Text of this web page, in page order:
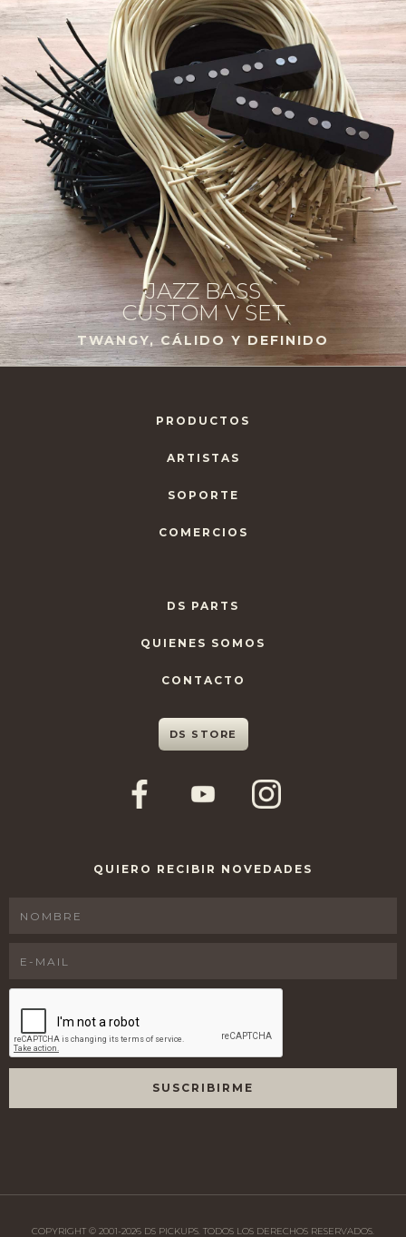
JAZZ BASS
CUSTOM V SET
TWANGY, CÁLIDO Y DEFINIDO
PRODUCTOS
ARTISTAS
SOPORTE
COMERCIOS
DS PARTS
QUIENES SOMOS
CONTACTO
DS STORE
QUIERO RECIBIR NOVEDADES
COPYRIGHT © 2001-2026 DS PICKUPS. TODOS LOS DERECHOS RESERVADOS.